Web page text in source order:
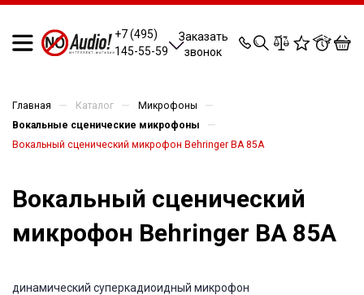
+7 (495)
145-55-59
Заказать
звонок
0 0 0 0
Главная — Каталог — Микрофоны —
Вокальные сценические микрофоны —
Вокальный сценический микрофон Behringer BA 85A
Вокальный сценический
микрофон Behringer BA 85A
динамический суперкадиоидный микрофон